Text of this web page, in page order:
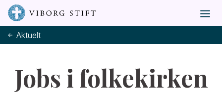
Aktuelt
Jobs i folkekirken